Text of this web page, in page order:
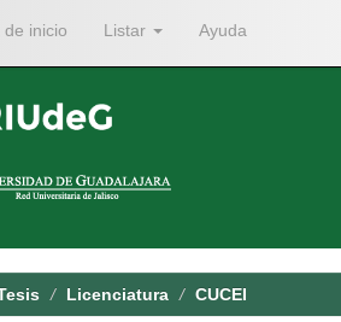
inicio Listar Ayuda
Licenciatura CUCEI